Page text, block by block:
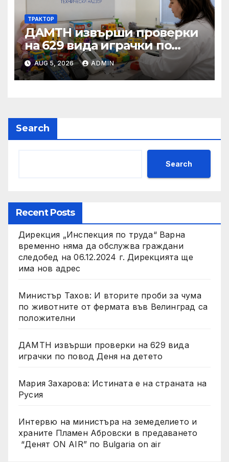
ТРАКТОР
ДАМТН извърши проверки
на 629 вида играчки по
повод Деня на детето
AUG 5, 2026 ADMIN
Search
Search
Recent Posts
Дирекция „Инспекция по труда“ Варна
временно няма да обслужва граждани
следобед на 06.12.2024 г. Дирекцията ще
има нов адрес
Министър Тахов: И вторите проби за чума
по животните от фермата във Велинград са
положителни
ДАМТН извърши проверки на 629 вида
играчки по повод Деня на детето
Мария Захарова: Истината е на страната на
Русия
Интервю на министъра на земеделието и
храните Пламен Абровски в предаването
“Денят ON AIR” по Bulgaria on air